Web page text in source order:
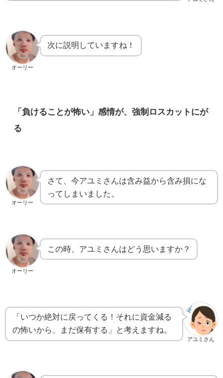
オーリー
次に説明していますね！
「負けることが怖い」感情が、強制ロスカットにが
る
オーリー
さて、今アユミさんは含み益から含み損にな
ってしまいました。
オーリー
この時、アユミさんはどう思いますか？
アユミさん
「いつか絶対に戻ってくる！それに資金減る
の怖いから、まだ保有する」と考えますね。